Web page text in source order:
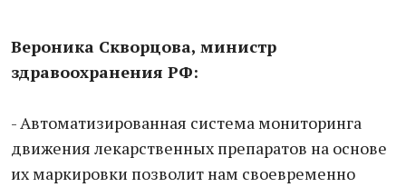
Вероника Скворцова, министр
здравоохранения РФ:
- Автоматизированная система мониторинга
движения лекарственных препаратов на основе
их маркировки позволит нам своевременно